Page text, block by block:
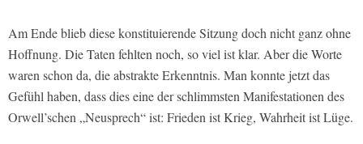
Am Ende blieb diese konstituierende Sitzung doch nicht ganz ohne
Hoffnung. Die Taten fehlten noch, so viel ist klar. Aber die Worte
waren schon da, die abstrakte Erkenntnis. Man konnte jetzt das
Gefühl haben, dass dies eine der schlimmsten Manifestationen des
Orwell’schen „Neusprech“ ist: Frieden ist Krieg, Wahrheit ist Lüge.